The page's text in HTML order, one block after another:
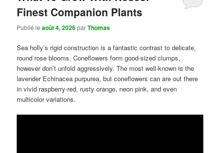
Finest Companion Plants
Publié leaoût 4, 2026parThomas
Sea holly’s rigid construction is a fantastic contrast to delicate,
round rose blooms. Coneflowers form good-sized clumps,
however don’t unfold aggressively. The most well-known is the
lavender Echinacea purpurea, but coneflowers can are out there
in vivid raspberry-red, rusty orange, neon pink, and even
multicolor variations.